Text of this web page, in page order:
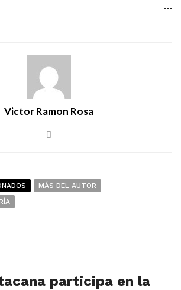
...
Victor Ramon Rosa
MÁS DEL AUTOR
participa en la